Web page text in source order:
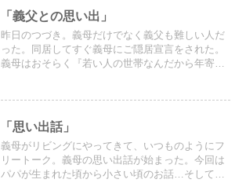
「義父との思い出」
昨日のつづき。義母だけでなく義父も難しい人だ
った。同居してすぐ義母にご隠居宣言をされた。
義母はおそらく『若い人の世帯なんだから年寄り
「思い出話」
義母がリビングにやってきて、いつものようにフ
リートーク。義母の思い出話が始まった。今回は
パパが生まれた頃から小さい頃のお話…そしてそ